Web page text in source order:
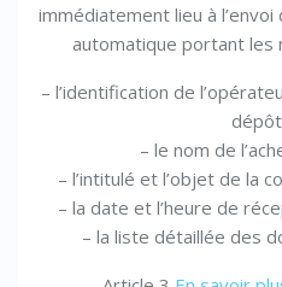
immédiatement lieu à l’envoi
automatique portant les
– l’identification de
– le nom de
– l’intitulé et l’objet de la
– la date et l’heure de
– la liste détaillée des